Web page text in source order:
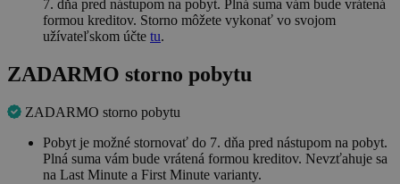
7. dňa pred nástupom na pobyt. Plná suma vám bude vrátená
formou kreditov. Storno môžete vykonať vo svojom
užívateľskom účte tu.
ZADARMO storno pobytu
ZADARMO storno pobytu
Pobyt je možné stornovať do 7. dňa pred nástupom na pobyt.
Plná suma vám bude vrátená formou kreditov. Nevzťahuje sa
na Last Minute a First Minute varianty.